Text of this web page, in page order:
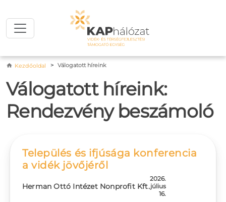
Morzsa
Kezdőoldal Válogatott híreink
Válogatott híreink:
Rendezvény beszámoló
Település és ifjúsága konferencia
a vidék jövőjéről
Herman Ottó Intézet Nonprofit Kft.
2026.
július
16.